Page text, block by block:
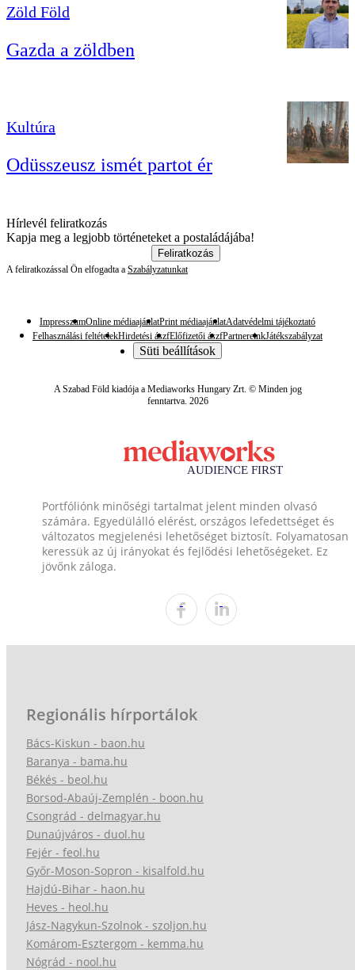
Zöld Föld
Gazda a zöldben
Kultúra
Odüsszeusz ismét partot ér
Hírlevél feliratkozás
Kapja meg a legjobb történeteket a postaládájába!
Feliratkozás
A feliratkozással Ön elfogadta a Szabályzatunkat
ImpresszumOnline médiaajánlatPrint médiaajánlatAdatvédelmi tájékoztató
Felhasználási feltételekHirdetési ászfElőfizetői ászfPartnereinkJátékszabályzat
Süti beállítások
A Szabad Föld kiadója a Mediaworks Hungary Zrt. © Minden jog
fenntartva. 2026
Portfóliónk minőségi tartalmat jelent minden olvasó
számára. Egyedülálló elérést, országos lefedettséget és
változatos megjelenési lehetőséget biztosít. Folyamatosan
keressük az új irányokat és fejlődési lehetőségeket. Ez
jövőnk záloga.
Regionális hírportálok
Bács-Kiskun - baon.hu
Baranya - bama.hu
Békés - beol.hu
Borsod-Abaúj-Zemplén - boon.hu
Csongrád - delmagyar.hu
Dunaújváros - duol.hu
Fejér - feol.hu
Győr-Moson-Sopron - kisalfold.hu
Hajdú-Bihar - haon.hu
Heves - heol.hu
Jász-Nagykun-Szolnok - szoljon.hu
Komárom-Esztergom - kemma.hu
Nógrád - nool.hu